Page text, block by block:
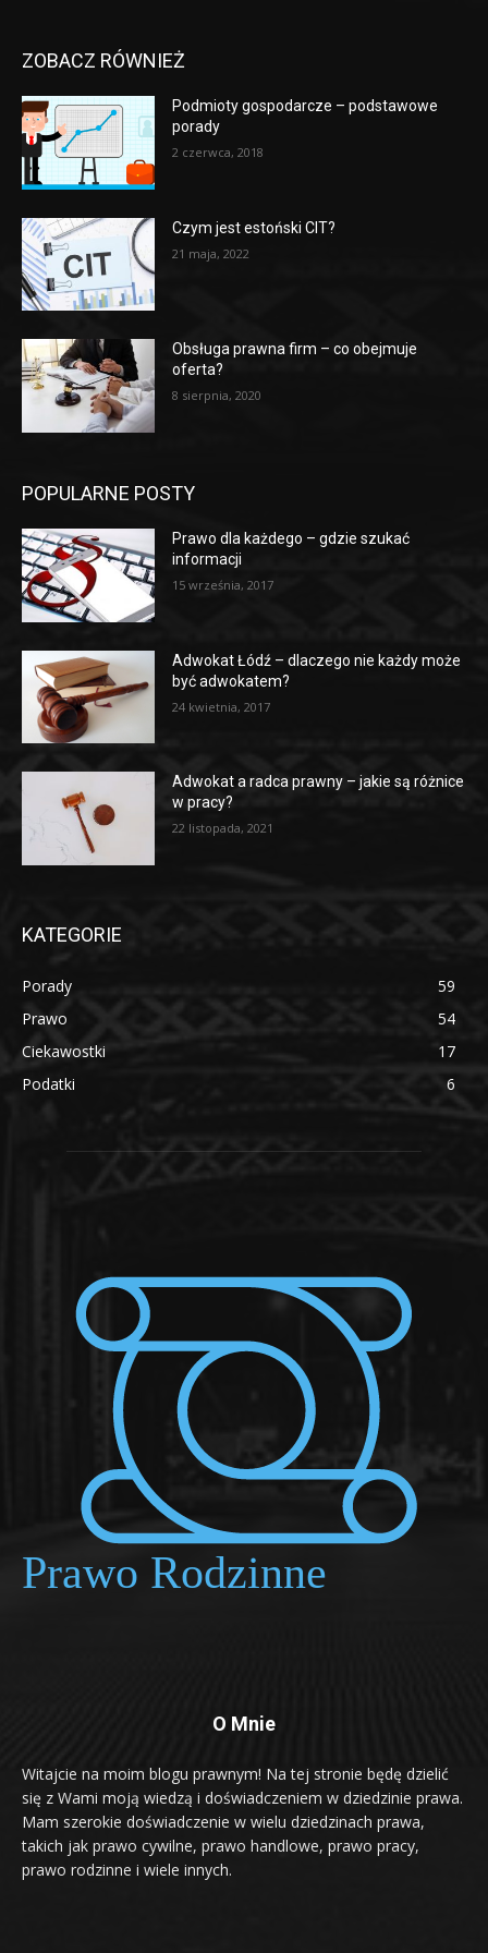
ZOBACZ RÓWNIEŻ
Podmioty gospodarcze – podstawowe
porady
2 czerwca, 2018
Czym jest estoński CIT?
21 maja, 2022
Obsługa prawna firm – co obejmuje
oferta?
8 sierpnia, 2020
POPULARNE POSTY
Prawo dla każdego – gdzie szukać
informacji
15 września, 2017
Adwokat Łódź – dlaczego nie każdy może
być adwokatem?
24 kwietnia, 2017
Adwokat a radca prawny – jakie są różnice
w pracy?
22 listopada, 2021
KATEGORIE
Porady
59
Prawo
54
Ciekawostki
17
Podatki
6
O Mnie
Witajcie na moim blogu prawnym! Na tej stronie będę dzielić
się z Wami moją wiedzą i doświadczeniem w dziedzinie prawa.
Mam szerokie doświadczenie w wielu dziedzinach prawa,
takich jak prawo cywilne, prawo handlowe, prawo pracy,
prawo rodzinne i wiele innych.